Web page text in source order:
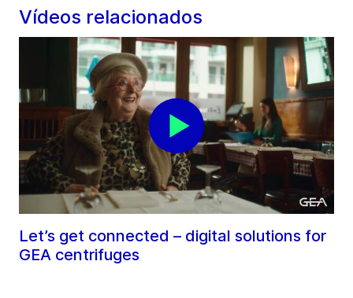
Vídeos relacionados
Let’s get connected – digital solutions for
GEA centrifuges